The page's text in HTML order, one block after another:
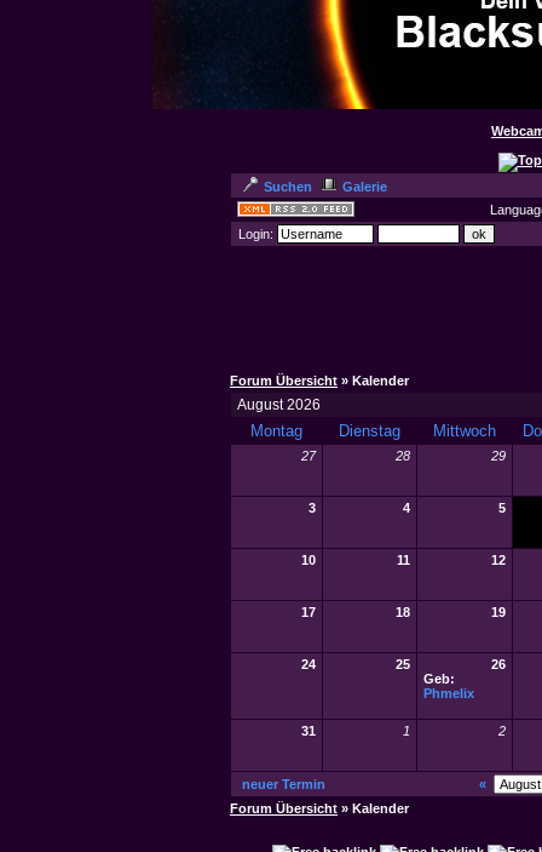
Suchen
Galerie
Login:
Forum Übersicht » Kalender
August 2026
Montag Dienstag Mittwoch
27 28 29
3 4 5
10 11 12
17 18 19
24 25
26
Geb:
Phmelix
31 1 2
neuer Termin
«
Forum Übersicht » Kalender